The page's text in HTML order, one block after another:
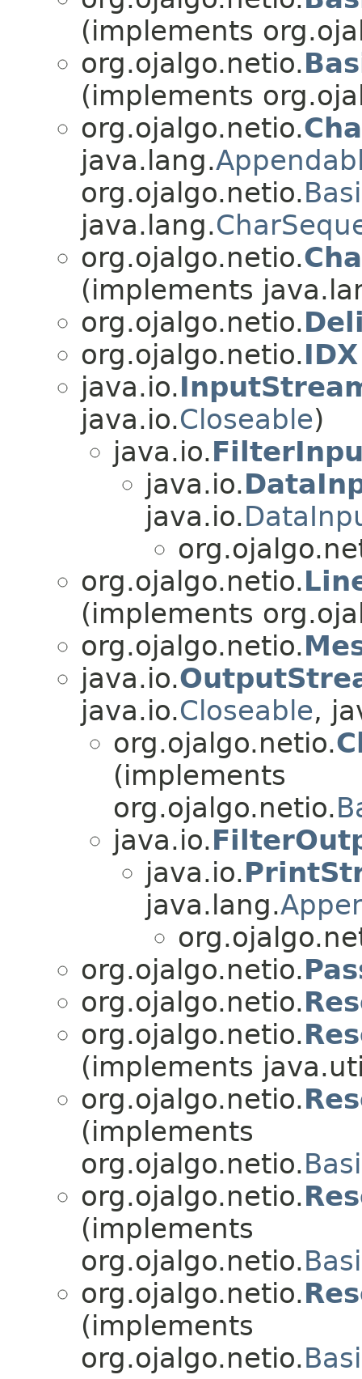
(implements
org.ojalgo.netio.
(implements
org.ojalgo.netio.
java.lang.
org.ojalgo.netio.
java.lang.
org.ojalgo.netio.
(implements
org.ojalgo.netio.
org.ojalgo.netio.IDX
java.io.
java.io.Closeable)
java.io.
java.io.
java.io.
org.ojalgo.netio.
(implements
org.ojalgo.netio.
java.io.
java.io.Closeable,
org.ojalgo.netio.
(implements
org.ojalgo.netio.
java.io.
java.io.
java.lang.
org.ojalgo.netio.
org.ojalgo.netio.
org.ojalgo.netio.
(implements
org.ojalgo.netio.
(implements
org.ojalgo.netio.
org.ojalgo.netio.
(implements
org.ojalgo.netio.
org.ojalgo.netio.
(implements
org.ojalgo.netio.